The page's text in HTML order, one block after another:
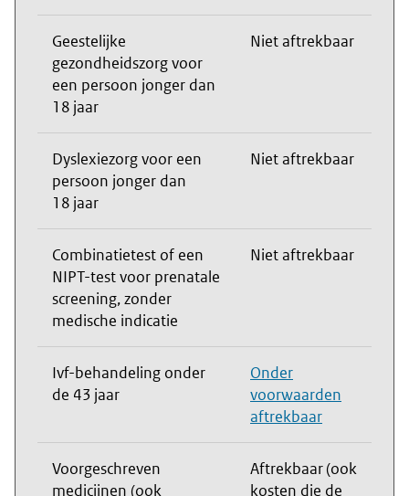
Geestelijke
gezondheidszorg voor
een persoon jonger dan
18 jaar
Niet aftrekbaar
Dyslexiezorg voor een
persoon jonger dan
18 jaar
Niet aftrekbaar
Combinatietest of een
NIPT-test voor prenatale
screening, zonder
medische indicatie
Niet aftrekbaar
Ivf-behandeling onder
de 43 jaar
Onder
voorwaarden
aftrekbaar
Voorgeschreven
medicijnen (ook
Aftrekbaar (ook
kosten die de